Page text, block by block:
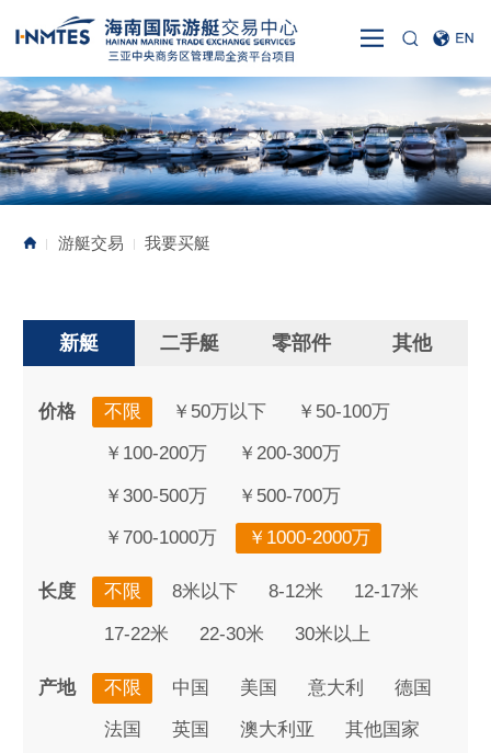
| 游艇交易 | 我要买艇
新艇 二手艇 零部件 其他
价格 不限 ￥50万以下 ￥50-100万
￥100-200万 ￥200-300万
￥300-500万 ￥500-700万
￥700-1000万 ￥1000-2000万
长度 不限 8米以下 8-12米 12-17米
17-22米 22-30米 30米以上
产地 不限 中国 美国 意大利 德国
法国 英国 澳大利亚 其他国家